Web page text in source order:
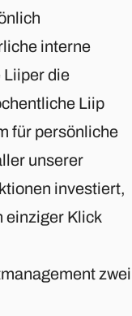
interne
Liiper die
Liip
für persönliche
unserer
investiert,
einziger Klick
zwei